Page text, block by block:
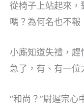
從椅子上站起來，
嗎？為何名也不報
小廝知道失禮，趕
急了，有、有一
“和尚？”尉遲宗